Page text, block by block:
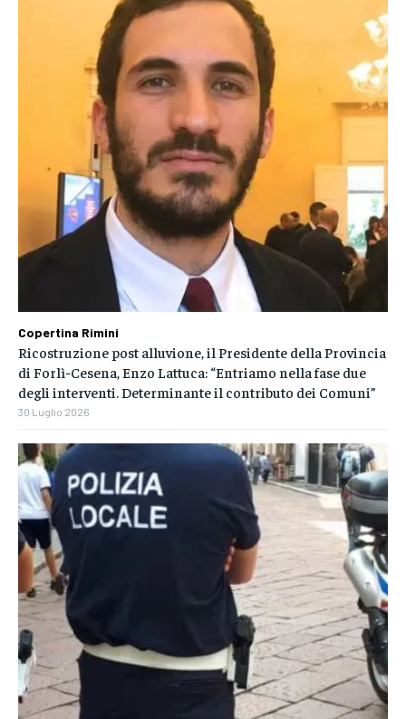
Copertina Rimini
Ricostruzione post alluvione, il Presidente della Provincia
di Forlì-Cesena, Enzo Lattuca: “Entriamo nella fase due
degli interventi. Determinante il contributo dei Comuni”
30 Luglio 2026